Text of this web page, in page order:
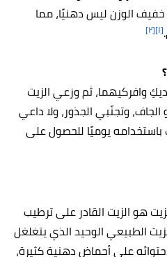
الوزن ليس دهنيًا، مما
[١] [٢]
وافركيهما، ثم وزعي الزيت
وتجنّبي الجذور، ولا داعي
يوميًا للحصول على
هو الزيت القادر على ترطيب
الطبيعي الوحيد الذي يتغلغل
على أحماض دهنية كثيرة،